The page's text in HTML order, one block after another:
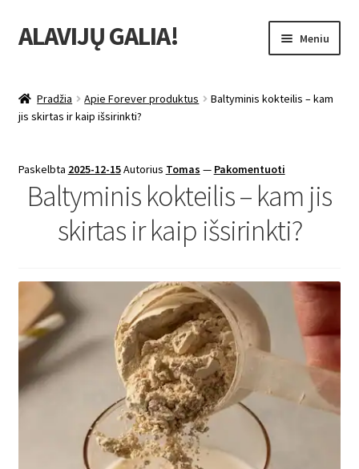
Pereiti
prie
Pereiti
prie
ALAVIJŲ GALIA! Meniu
sub-
Nuolaidos
Uždarbio galimybė
menu
Forever Living products
Pradžia Apie Forever produktus
Baltyminis kokteilis – kam
jis skirtas ir kaip išsirinkti?
Paskelbta 2025-12-15Autorius Tomas — Pakomentuoti
Baltyminis kokteilis – kam jis
skirtas ir kaip išsirinkti?